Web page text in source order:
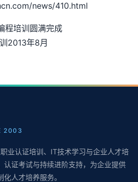
news/410.html
程培训圆满完成
2013年8月
2003
业认证培训、IT技术学习与企业人才培
认证考试与持续进阶支持，为企业提供
人才培养服务。